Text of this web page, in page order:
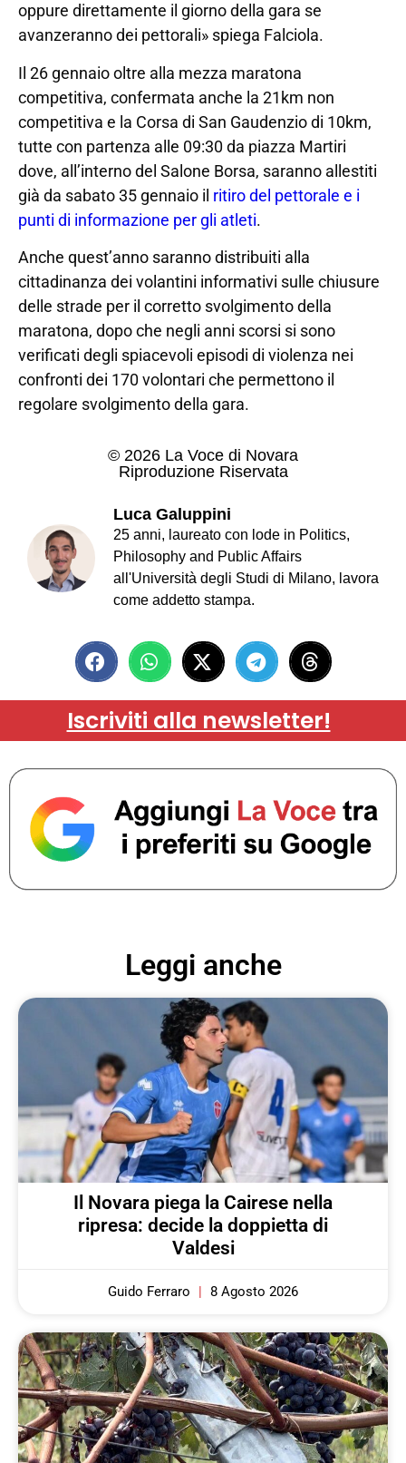
oppure direttamente il giorno della gara se
avanzeranno dei pettorali» spiega Falciola.
Il 26 gennaio oltre alla mezza maratona
competitiva, confermata anche la 21km non
competitiva e la Corsa di San Gaudenzio di 10km,
tutte con partenza alle 09:30 da piazza Martiri
dove, all’interno del Salone Borsa, saranno allestiti
già da sabato 35 gennaio il ritiro del pettorale e i
punti di informazione per gli atleti.
Anche quest’anno saranno distribuiti alla
cittadinanza dei volantini informativi sulle chiusure
delle strade per il corretto svolgimento della
maratona, dopo che negli anni scorsi si sono
verificati degli spiacevoli episodi di violenza nei
confronti dei 170 volontari che permettono il
regolare svolgimento della gara.
© 2026 La Voce di Novara
Riproduzione Riservata
Luca Galuppini
25 anni, laureato con lode in Politics,
Philosophy and Public Affairs
all'Università degli Studi di Milano, lavora
come addetto stampa.
Iscriviti alla newsletter!
Leggi anche
Il Novara piega la Cairese nella
ripresa: decide la doppietta di
Valdesi
Guido Ferraro 8 Agosto 2026